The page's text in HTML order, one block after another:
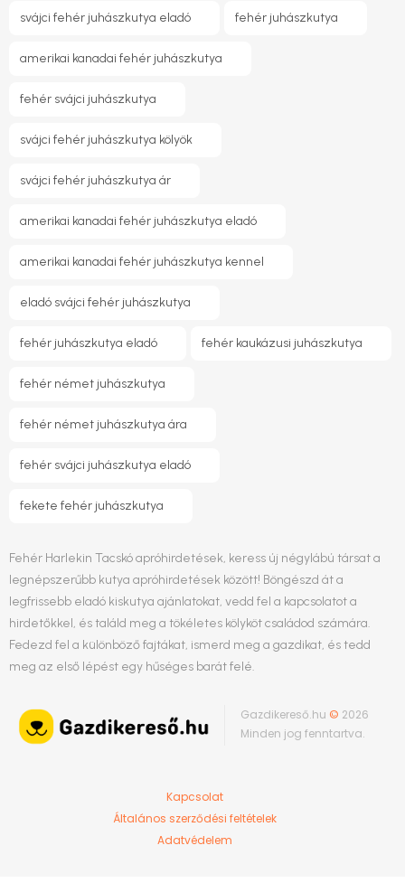
svájci fehér juhászkutya eladó fehér juhászkutya
amerikai kanadai fehér juhászkutya
fehér svájci juhászkutya
svájci fehér juhászkutya kölyök
svájci fehér juhászkutya ár
amerikai kanadai fehér juhászkutya eladó
amerikai kanadai fehér juhászkutya kennel
eladó svájci fehér juhászkutya
fehér juhászkutya eladó fehér kaukázusi juhászkutya
fehér német juhászkutya
fehér német juhászkutya ára
fehér svájci juhászkutya eladó
fekete fehér juhászkutya
Fehér Harlekin Tacskó apróhirdetések, keress új négylábú társat a
legnépszerűbb kutya apróhirdetések között! Böngészd át a
legfrissebb eladó kiskutya ajánlatokat, vedd fel a kapcsolatot a
hirdetőkkel, és találd meg a tökéletes kölyköt családod számára.
Fedezd fel a különböző fajtákat, ismerd meg a gazdikat, és tedd
meg az első lépést egy hűséges barát felé.
Gazdikereső.hu © 2026
Minden jog fenntartva.
Kapcsolat
Általános szerződési feltételek
Adatvédelem